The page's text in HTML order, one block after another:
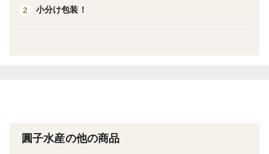
商品名 ：鮭の醤油麹漬け
2 小分け包装！
圓子水産の他の商品